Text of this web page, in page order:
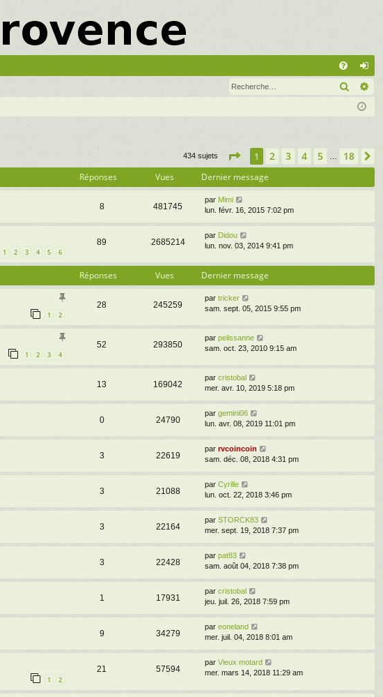
FA on
ne
on
434 sujets Page 1sur 18
1 2 3 4 5 18
Réponses Vues Dernier message
8 481745
par Mimi
lun. févr. 16, 2015 7:02 pm
1 2 3 4 5 6
89 2685214
par Didou
lun. nov. 03, 2014 9:41 pm
Réponses Vues Dernier message
1 2
28 245259
par tricker
sam. sept. 05, 2015 9:55 pm
1 2 3 4
52 293850
par pelissanne
sam. oct. 23, 2010 9:15 am
13 169042
par cristobal
mer. avr. 10, 2019 5:18 pm
0 24790
par gemini06
lun. avr. 08, 2019 11:01 pm
3 22619
par rvcoincoin
sam. déc. 08, 2018 4:31 pm
3 21088
par Cyrille
lun. oct. 22, 2018 3:46 pm
3 22164
par STORCK83
mer. sept. 19, 2018 7:37 pm
3 22428
par pat83
sam. août 04, 2018 7:38 pm
1 17931
par cristobal
jeu. juil. 26, 2018 7:59 pm
9 34279
par eoneland
mer. juil. 04, 2018 8:01 am
1 2
21 57594
par Vieux motard
mer. mars 14, 2018 11:29 am